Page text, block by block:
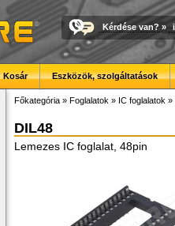
Kérdése van? »
Kosár Eszközök, szolgáltatások
Főkategória » Foglalatok » IC foglalatok »
DIL48
Lemezes IC foglalat, 48pin